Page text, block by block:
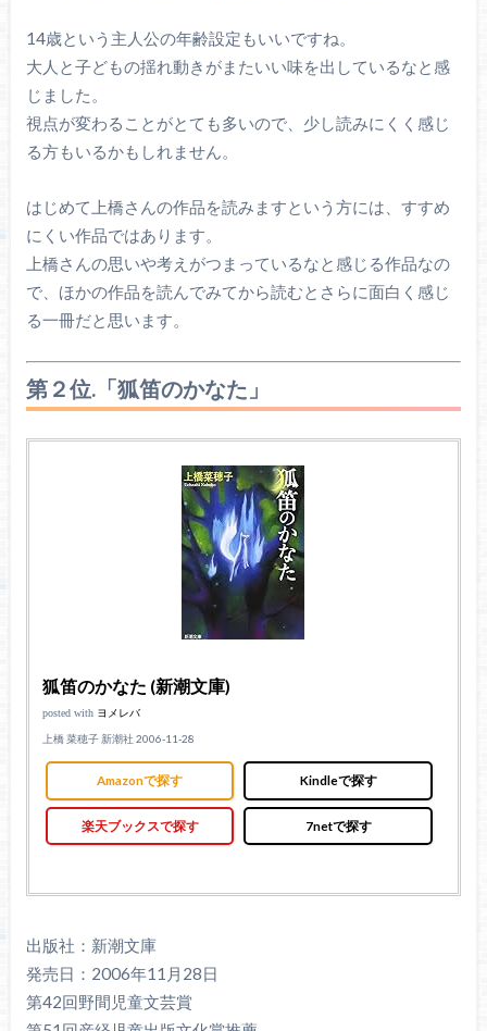
14歳という主人公の年齢設定もいいですね。
大人と子どもの揺れ動きがまたいい味を出しているなと感
じました。
視点が変わることがとても多いので、少し読みにくく感じ
る方もいるかもしれません。
はじめて上橋さんの作品を読みますという方には、すすめ
にくい作品ではあります。
上橋さんの思いや考えがつまっているなと感じる作品なの
で、ほかの作品を読んでみてから読むとさらに面白く感じ
る一冊だと思います。
第２位.「狐笛のかなた」
狐笛のかなた (新潮文庫)
posted with ヨメレバ
上橋 菜穂子 新潮社 2006-11-28
Amazonで探す Kindleで探す
楽天ブックスで探す 7netで探す
出版社：新潮文庫
発売日：2006年11月28日
第42回野間児童文芸賞